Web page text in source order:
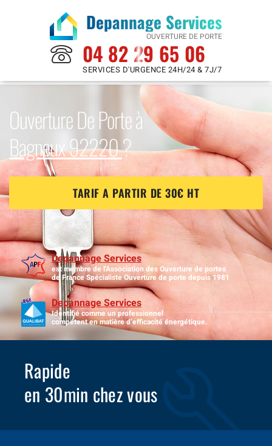
Depannage Services
OUVERTURE DE PORTE
04 82 29 65 06
SERVICES D'URGENCE 24H/24 & 7J/7
Ouverture De Porte à
Bagneux 92220?
TARIF A PARTIR DE 30€ HT
Depannage Services
est membre de l'Association des Ouverture de portes
de France Spécialiste Ouverture de porte depuis 1981
Depannage Services
Identifié comme un professionnel
compétent en matière d’efficacité énergétique.
Rapide
en 30min chez vous